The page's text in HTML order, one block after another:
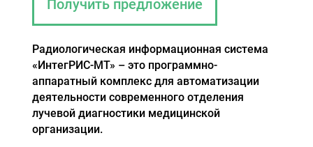
Получить предложение
Радиологическая информационная система
«ИнтегРИС-МТ» – это программно-
аппаратный комплекс для автоматизации
деятельности современного отделения
лучевой диагностики медицинской
организации.